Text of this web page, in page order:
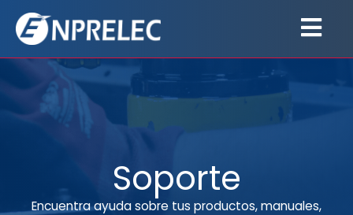
contenido
Soporte
Encuentra ayuda sobre tus productos, manuales,